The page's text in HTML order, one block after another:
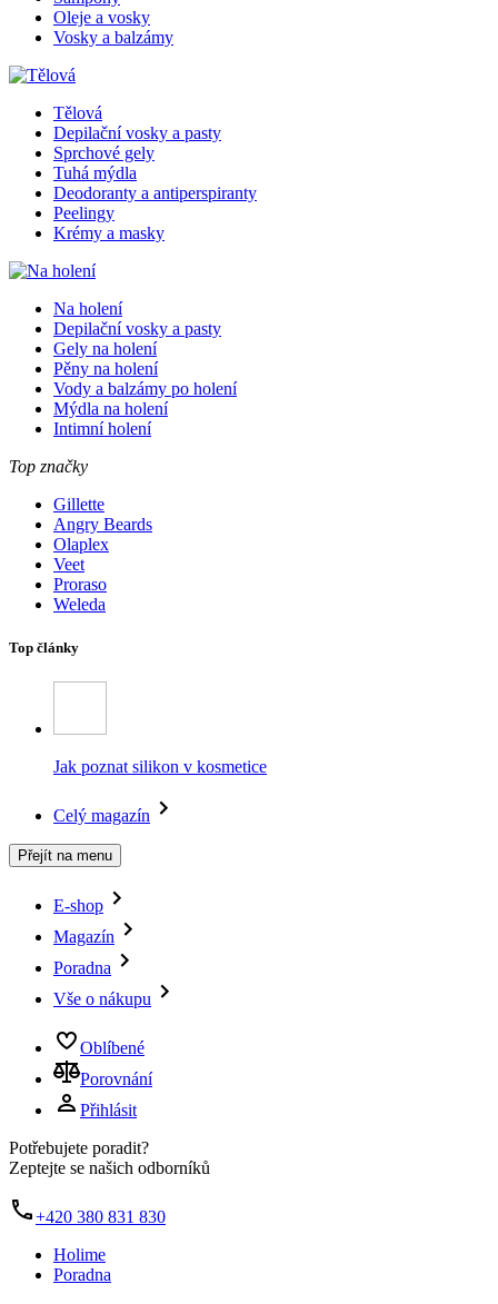
Oleje a vosky
Vosky a balzámy
Tělová
Depilační vosky a pasty
Sprchové gely
Tuhá mýdla
Deodoranty a antiperspiranty
Peelingy
Krémy a masky
Na holení
Depilační vosky a pasty
Gely na holení
Pěny na holení
Vody a balzámy po holení
Mýdla na holení
Intimní holení
Top značky
Gillette
Angry Beards
Olaplex
Veet
Proraso
Weleda
Top články
Jak poznat silikon v kosmetice
Celý magazín
Přejít na menu
E-shop
Magazín
Poradna
Vše o nákupu
Oblíbené
Porovnání
Přihlásit
Potřebujete poradit?
Zeptejte se našich odborníků
+420 380 831 830
Holime
Poradna